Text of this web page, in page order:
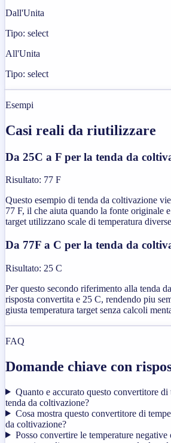
Dall'Unita
Tipo: select
All'Unita
Tipo: select
Esempi
Casi reali da riutilizzare
Da 25C a F per la tenda da
Risultato: 77 F
Questo esempio di tenda da coltivazione
77 F, il che aiuta quando la fonte originale
target utilizzano scale di temperatura
Da 77F a C per la tenda da
Risultato: 25 C
Per questo secondo riferimento alla tenda
risposta convertita e 25 C, rendendo piu
giusta temperatura target senza calcoli
FAQ
Domande chiave con
Quanto e accurato questo convertitore di
tenda da coltivazione?
Cosa mostra questo convertitore di
da coltivazione?
Posso convertire le temperature negative